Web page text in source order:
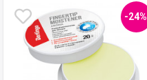
-24%